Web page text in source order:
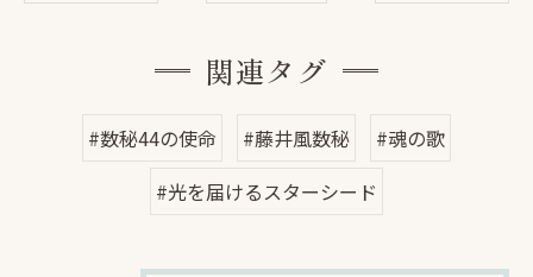
関連タグ
#数秘44の使命 #藤井風数秘
#魂の歌
#光を届けるスターシード